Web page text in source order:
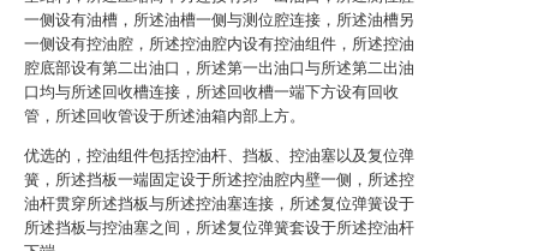
一侧设有油槽，所述油槽一侧与测位腔连接，所述油槽另
一侧设有控油腔，所述控油腔内设有控油组件，所述控油
腔底部设有第二出油口，所述第一出油口与所述第二出油
口均与所述回收槽连接，所述回收槽一端下方设有回收
管，所述回收管设于所述油箱内部上方。
优选的，控油组件包括控油杆、挡板、控油塞以及复位弹
簧，所述挡板一端固定设于所述控油腔内壁一侧，所述控
油杆贯穿所述挡板与所述控油塞连接，所述复位弹簧设于
所述挡板与控油塞之间，所述复位弹簧套设于所述控油杆